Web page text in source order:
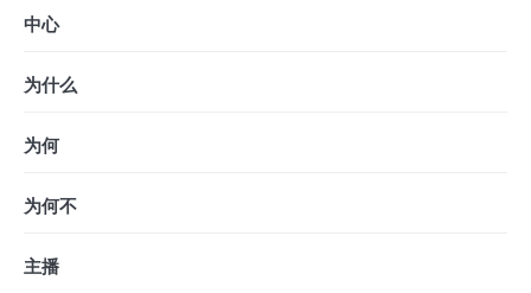
中心
为什么
为何
为何不
主播